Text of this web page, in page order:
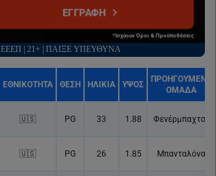
ΕΓΓΡΑΦΗ
*Ισχύουν Όροι & Προϋποθέσεις
ΕΕΕΠ | 21+ | ΠΑΙΞΕ ΥΠΕΥΘΥΝΑ
ΕΘΝΙΚΟΤΗΤΑ ΘΕΣΗ ΗΛΙΚΙΑ ΥΨΟΣ
ΠΡΟΗΓΟΥΜΕΝΗ
ΟΜΑΔΑ
🇺🇸 PG 33 1.88 Φενέρμπαχτσε
🇺🇸 PG 26 1.85 Μπανταλόνα